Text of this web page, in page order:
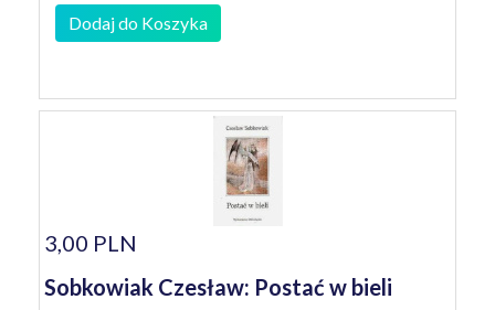
Dodaj do Koszyka
3,00 PLN
Sobkowiak Czesław: Postać w bieli